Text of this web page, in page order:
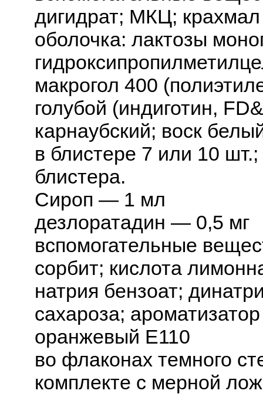
дигидрат; МКЦ; крахмал
оболочка: лактозы
макрогол 400
голубой (индиготин,
карнаубский; воск
в блистере 7 или 10
блистера.
Сироп — 1 мл
дезлоратадин — 0,5 мг
вспомогательные
сорбит; кислота
натрия бензоат;
сахароза;
оранжевый Е110
во флаконах темного
комплекте с мерной